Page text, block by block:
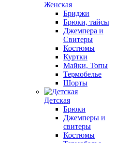
Женская
Бриджи
Брюки, тайсы
Джемпера и
Свитеры
Костюмы
Куртки
Майки, Топы
Термобелье
Шорты
Детская
Брюки
Джемперы и
свитеры
Костюмы